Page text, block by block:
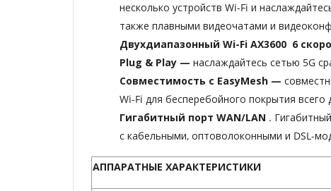
несколько устройств Wi-Fi и
также плавными видеочатами и
Двухдиапазонный Wi-Fi AX3600 6
Plug & Play — наслаждайтесь сетью 5G
Совместимость с EasyMesh —
Wi-Fi для бесперебойного покрытия всего
Гигабитный порт WAN/LAN . Гигабитный
с кабельными, оптоволоконными и DSL-
АППАРАТНЫЕ ХАРАКТЕРИСТИКИ